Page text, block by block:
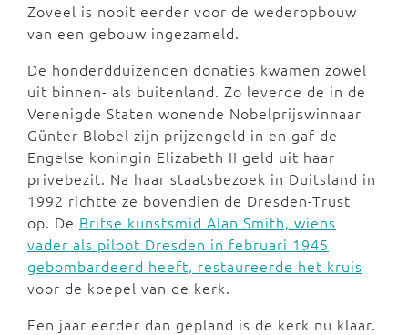
Zoveel is nooit eerder voor de wederopbouw
van een gebouw ingezameld.
De honderdduizenden donaties kwamen zowel
uit binnen- als buitenland. Zo leverde de in de
Verenigde Staten wonende Nobelprijswinnaar
Günter Blobel zijn prijzengeld in en gaf de
Engelse koningin Elizabeth II geld uit haar
privebezit. Na haar staatsbezoek in Duitsland in
1992 richtte ze bovendien de Dresden-Trust
op. De Britse kunstsmid Alan Smith, wiens
vader als piloot Dresden in februari 1945
gebombardeerd heeft, restaureerde het kruis
voor de koepel van de kerk.
Een jaar eerder dan gepland is de kerk nu klaar.